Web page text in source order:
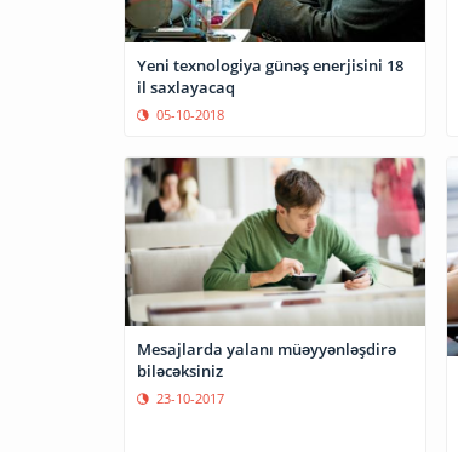
Yeni texnologiya günəş enerjisini 18
il saxlayacaq
05-10-2018
Mesajlarda yalanı müəyyənləşdirə
biləcəksiniz
23-10-2017